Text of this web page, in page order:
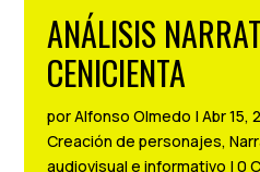
ANÁLISIS
CENICIENTA
porAlfonso Olmedo |Abr 15,
Creación de personajes,
audiovisual e informativo |0